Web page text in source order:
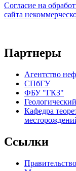
Согласие на
сайта
Партнеры
Агентство
СПбГУ
ФБУ "ГКЗ"
Кафедра
Ссылки